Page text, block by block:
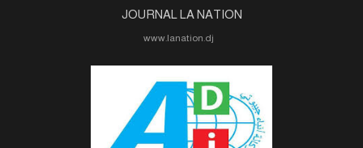
JOURNAL LA NATION